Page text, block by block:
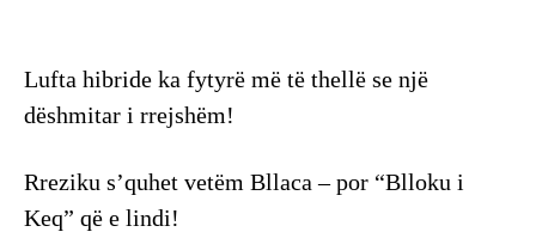
Lufta hibride ka fytyrë më të thellë se një
dëshmitar i rrejshëm!
Rreziku s’quhet vetëm Bllaca – por “Blloku i
Keq” që e lindi!